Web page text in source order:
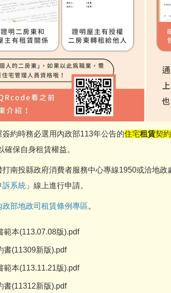
約時務必選用內政部113年公告的住宅租賃契
保自身租賃權益。
南投縣政府消費者服務中心專線1950或洽地
訴系統 」線上進行申請。
政部地政司租賃條例專區。
範本(113.07.08版).pdf
書(11309新版).pdf
範本(113.11.21版).pdf
書(11312新版).pdf